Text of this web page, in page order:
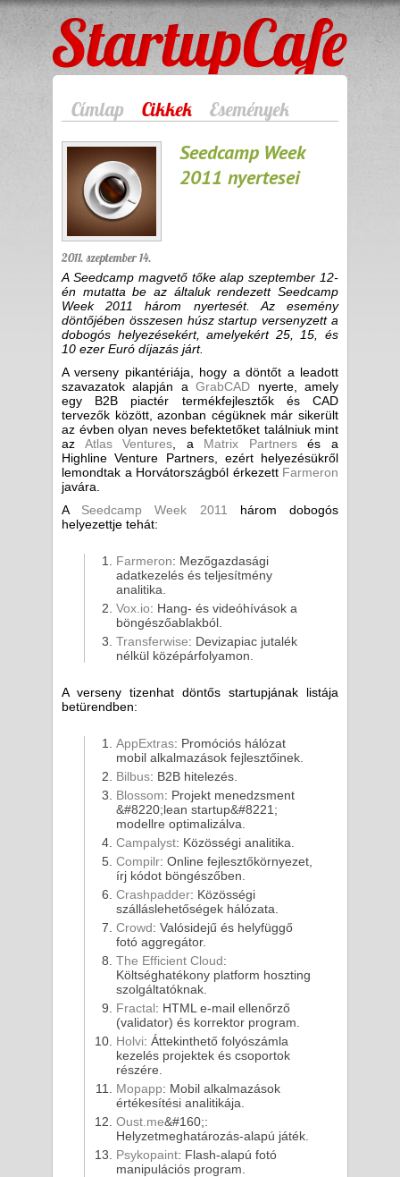
StartupCafe
Címlap Cikkek Események
Seedcamp Week
2011 nyertesei
2011. szeptember 14.
A Seedcamp magvető tőke alap szeptember 12-
én mutatta be az általuk rendezett Seedcamp
Week 2011 három nyertesét. Az esemény
döntőjében összesen húsz startup versenyzett a
dobogós helyezésekért, amelyekért 25, 15, és
10 ezer Euró díjazás járt.
A verseny pikantériája, hogy a döntőt a leadott
szavazatok alapján aGrabCAD nyerte, amely
egy B2B piactér termékfejlesztők és CAD
tervezők között, azonban cégüknek már sikerült
az évben olyan neves befektetőket találniuk mint
az Atlas Ventures , a Matrix Partnersés a
Highline Venture Partners, ezért helyezésükről
lemondtak a Horvátországból érkezett Farmeron
javára.
A Seedcamp Week 2011
három dobogós
helyezettje tehát:
Farmeron: Mezőgazdasági
adatkezelés és teljesítmény
analitika.
Vox.io: Hang- és videóhívások a
böngészőablakból.
Transferwise: Devizapiac jutalék
nélkül középárfolyamon.
A verseny tizenhat döntős startupjának listája
betürendben:
AppExtras: Promóciós hálózat
mobil alkalmazások fejlesztőinek.
Bilbus: B2B hitelezés.
Blossom: Projekt menedzsment
&#8220;lean startup&#8221;
modellre optimalizálva.
Campalyst: Közösségi analitika.
Compilr: Online fejlesztőkörnyezet,
írj kódot böngészőben.
Crashpadder: Közösségi
szálláslehetőségek hálózata.
Crowd: Valósidejű és helyfüggő
fotó aggregátor.
The Efficient Cloud:
Költséghatékony platform hoszting
szolgáltatóknak.
Fractal: HTML e-mail ellenőrző
(validator) és korrektor program.
Holvi: Áttekinthető folyószámla
kezelés projektek és csoportok
részére.
Mopapp: Mobil alkalmazások
értékesítési analitikája.
Oust.me&#160;:
Helyzetmeghatározás-alapú játék.
Psykopaint: Flash-alapú fotó
manipulációs program.